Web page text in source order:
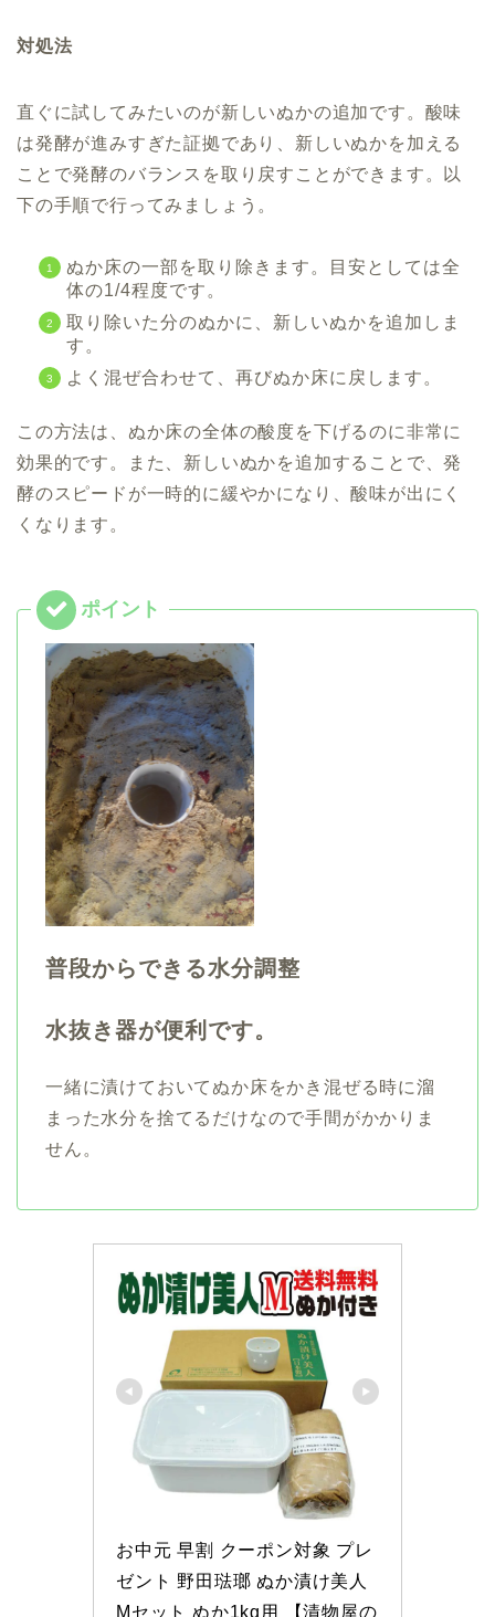
対処法
直ぐに試してみたいのが新しいぬかの追加です。酸味
は発酵が進みすぎた証拠であり、新しいぬかを加える
ことで発酵のバランスを取り戻すことができます。以
下の手順で行ってみましょう。
ぬか床の一部を取り除きます。目安としては全
体の1/4程度です。
取り除いた分のぬかに、新しいぬかを追加しま
す。
よく混ぜ合わせて、再びぬか床に戻します。
この方法は、ぬか床の全体の酸度を下げるのに非常に
効果的です。また、新しいぬかを追加することで、発
酵のスピードが一時的に緩やかになり、酸味が出にく
くなります。
普段からできる水分調整
水抜き器が便利です。
一緒に漬けておいてぬか床をかき混ぜる時に溜
まった水分を捨てるだけなので手間がかかりま
せん。
お中元 早割 クーポン対象 プレ
ゼント 野田琺瑯 ぬか漬け美人
Mセット ぬか1kg用 【漬物屋の